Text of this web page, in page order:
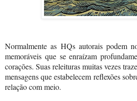
Normalmente as HQs autorais podem
memoráveis que se enraízam
corações. Suas releituras muitas vezes
mensagens que estabelecem reflexões
relação com meio.